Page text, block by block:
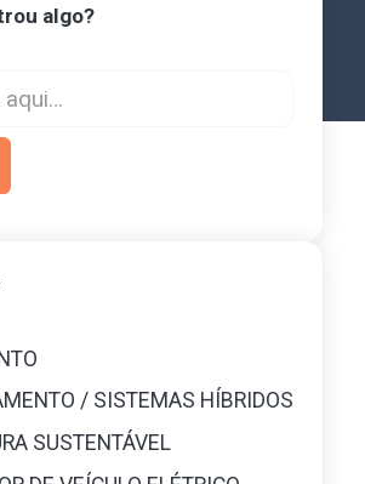
algo?
/ SISTEMAS HÍBRIDOS
SUSTENTÁVEL